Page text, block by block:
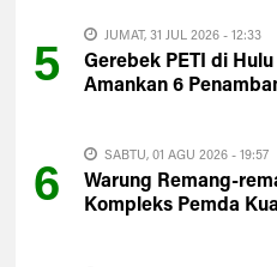
5
JUMAT, 31 JUL 2026 - 12:33
Gerebek PETI di
Amankan 6
6
SABTU, 01 AGU 2026 - 19:57
Warung Remang-
Kompleks Pemda